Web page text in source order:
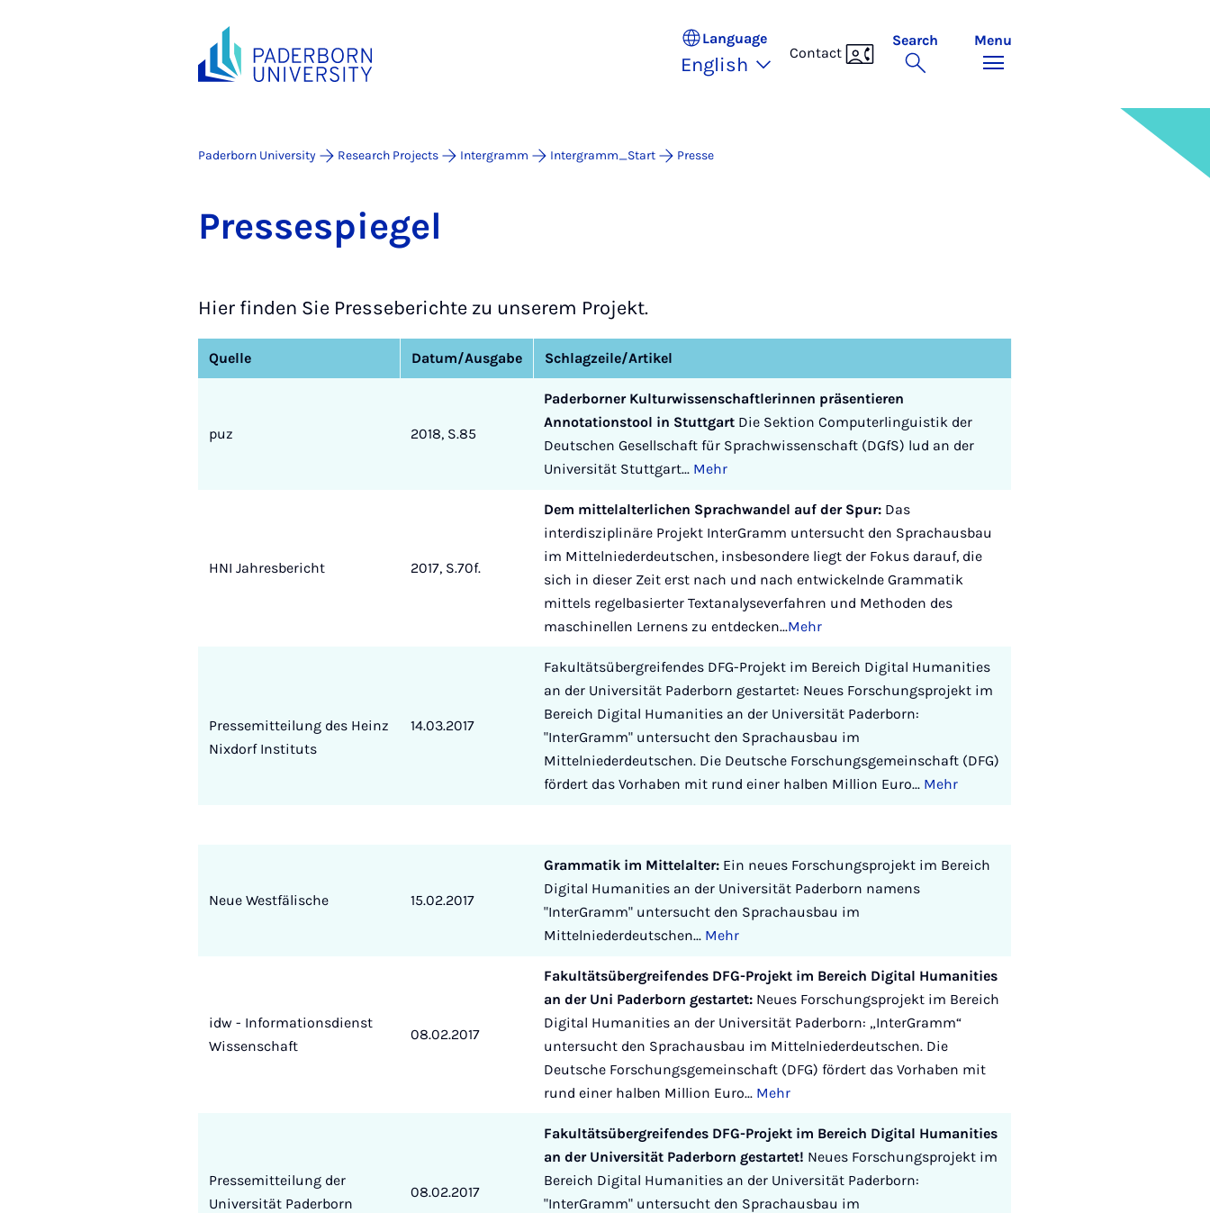
Language
English
Contact
Search Menu
Paderborn University Research Projects Intergramm Intergramm_Start Presse
Pressespiegel
Hier finden Sie Presseberichte zu unserem Projekt.
Quelle Datum/Ausgabe Schlagzeile/Artikel
puz 2018, S.85
Paderborner Kulturwissenschaftlerinnen präsentieren
Annotationstool in Stuttgart Die Sektion Computerlinguistik der
Deutschen Gesellschaft für Sprachwissenschaft (DGfS) lud an der
Universität Stuttgart... Mehr
HNI Jahresbericht 2017, S.70f.
Dem mittelalterlichen Sprachwandel auf der Spur: Das
interdisziplinäre Projekt InterGramm untersucht den Sprachausbau
im Mittelniederdeutschen, insbesondere liegt der Fokus darauf, die
sich in dieser Zeit erst nach und nach entwickelnde Grammatik
mittels regelbasierter Textanalyseverfahren und Methoden des
maschinellen Lernens zu entdecken...Mehr
Pressemitteilung des Heinz
Nixdorf Instituts
14.03.2017
Fakultätsübergreifendes DFG-Projekt im Bereich Digital Humanities
an der Universität Paderborn gestartet: Neues Forschungsprojekt im
Bereich Digital Humanities an der Universität Paderborn:
"InterGramm" untersucht den Sprachausbau im
Mittelniederdeutschen. Die Deutsche Forschungsgemeinschaft (DFG)
fördert das Vorhaben mit rund einer halben Million Euro... Mehr
Neue Westfälische 15.02.2017
Grammatik im Mittelalter: Ein neues Forschungsprojekt im Bereich
Digital Humanities an der Universität Paderborn namens
"InterGramm" untersucht den Sprachausbau im
Mittelniederdeutschen... Mehr
idw - Informationsdienst
Wissenschaft
08.02.2017
Fakultätsübergreifendes DFG-Projekt im Bereich Digital Humanities
an der Uni Paderborn gestartet: Neues Forschungsprojekt im Bereich
Digital Humanities an der Universität Paderborn: „InterGramm“
untersucht den Sprachausbau im Mittelniederdeutschen. Die
Deutsche Forschungsgemeinschaft (DFG) fördert das Vorhaben mit
rund einer halben Million Euro... Mehr
Pressemitteilung der
Universität Paderborn
08.02.2017
Fakultätsübergreifendes DFG-Projekt im Bereich Digital Humanities
an der Universität Paderborn gestartet! Neues Forschungsprojekt im
Bereich Digital Humanities an der Universität Paderborn:
"InterGramm" untersucht den Sprachausbau im